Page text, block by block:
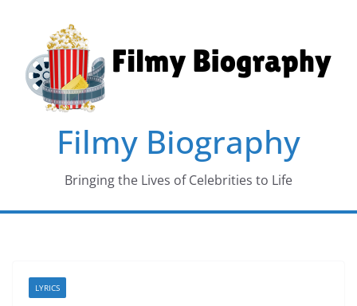
content
Filmy Biography
Bringing the Lives of Celebrities to Life
LYRICS